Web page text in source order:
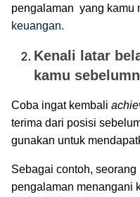
pengalaman yang kamu
keuangan.
Kenali latar
kamu
Coba ingat kembali
terima dari posisi
gunakan untuk
Sebagai contoh, seorang
pengalaman menangani